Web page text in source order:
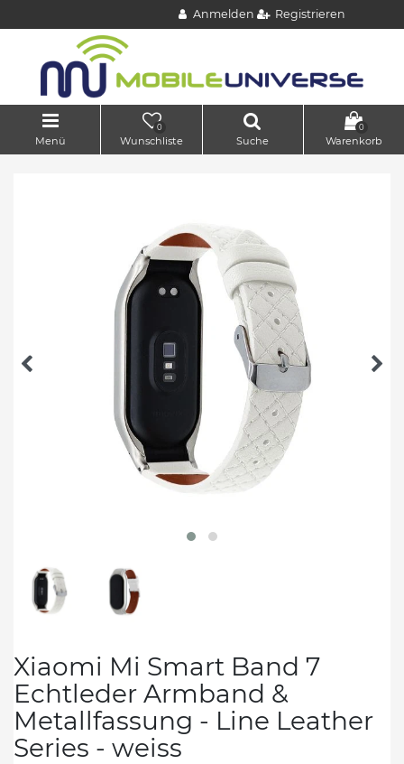
Anmelden Registrieren
Menü
0
Wunschliste Suche
0
Warenkorb
Xiaomi Mi Smart Band 7
Echtleder Armband &
Metallfassung - Line Leather
Series - weiss